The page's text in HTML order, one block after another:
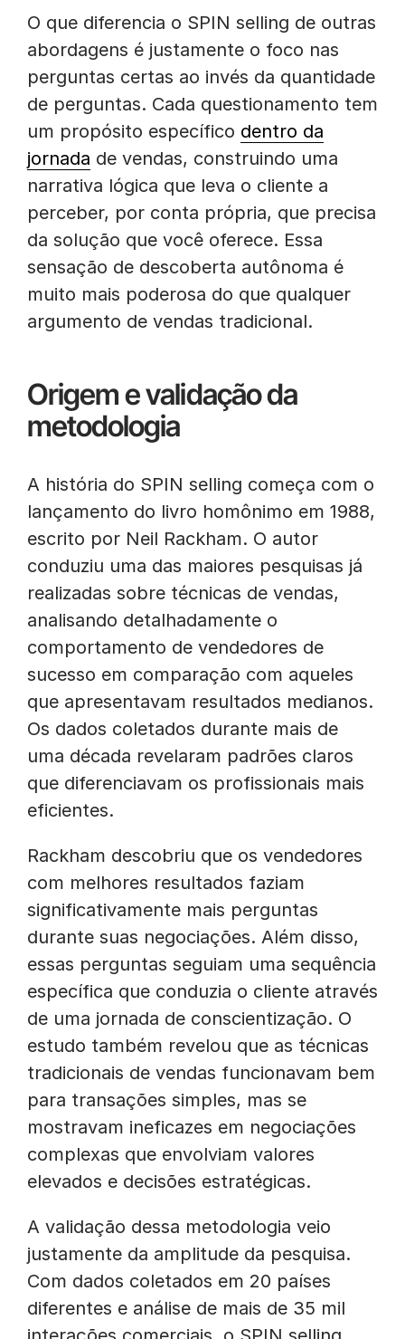
O que diferencia o SPIN selling de outras
abordagens é justamente o foco nas
perguntas certas ao invés da quantidade
de perguntas. Cada questionamento tem
um propósito específico dentro da
jornada de vendas, construindo uma
narrativa lógica que leva o cliente a
perceber, por conta própria, que precisa
da solução que você oferece. Essa
sensação de descoberta autônoma é
muito mais poderosa do que qualquer
argumento de vendas tradicional.
Origem e validação da
metodologia
A história do SPIN selling começa com o
lançamento do livro homônimo em 1988,
escrito por Neil Rackham. O autor
conduziu uma das maiores pesquisas já
realizadas sobre técnicas de vendas,
analisando detalhadamente o
comportamento de vendedores de
sucesso em comparação com aqueles
que apresentavam resultados medianos.
Os dados coletados durante mais de
uma década revelaram padrões claros
que diferenciavam os profissionais mais
eficientes.
Rackham descobriu que os vendedores
com melhores resultados faziam
significativamente mais perguntas
durante suas negociações. Além disso,
essas perguntas seguiam uma sequência
específica que conduzia o cliente através
de uma jornada de conscientização. O
estudo também revelou que as técnicas
tradicionais de vendas funcionavam bem
para transações simples, mas se
mostravam ineficazes em negociações
complexas que envolviam valores
elevados e decisões estratégicas.
A validação dessa metodologia veio
justamente da amplitude da pesquisa.
Com dados coletados em 20 países
diferentes e análise de mais de 35 mil